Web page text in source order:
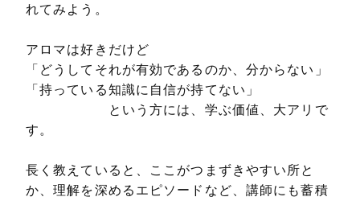
れてみよう。
アロマは好きだけど
「どうしてそれが有効であるのか、分からない」
「持っている知識に自信が持てない」
という方には、学ぶ価値、大アリで
す。
長く教えていると、ここがつまずきやすい所と
か、理解を深めるエピソードなど、講師にも蓄積